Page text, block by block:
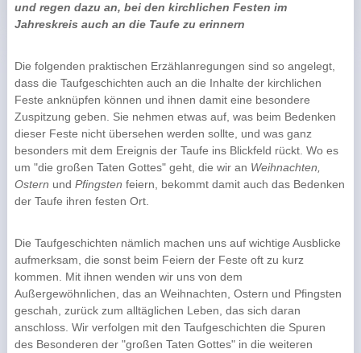
und regen dazu an, bei den kirchlichen Festen im
Jahreskreis auch an die Taufe zu erinnern
Die folgenden praktischen Erzählanregungen sind so angelegt,
dass die Taufgeschichten auch an die Inhalte der kirch­lichen
Feste anknüpfen können und ihnen damit eine besondere
Zuspitzung geben. Sie nehmen etwas auf, was beim Bedenken
dieser Feste nicht übersehen werden sollte, und was ganz
besonders mit dem Er­eignis der Taufe ins Blickfeld rückt. Wo es
um "die großen Taten Gottes" geht, die wir an Weih­nachten,
Ostern und Pfingsten feiern, bekommt damit auch das Bedenken
der Taufe ihren festen Ort.
Die Taufgeschichten nämlich machen uns auf wichtige Ausblicke
aufmerksam, die sonst beim Feiern der Feste oft zu kurz
kommen. Mit ihnen wenden wir uns von dem
Außergewöhnlichen, das an Weihnachten, Ostern und Pfingsten
geschah, zurück zum alltäglichen Leben, das sich daran
anschloss. Wir verfolgen mit den Taufgeschichten die Spuren
des Besonderen der "großen Taten Gottes" in die weiteren